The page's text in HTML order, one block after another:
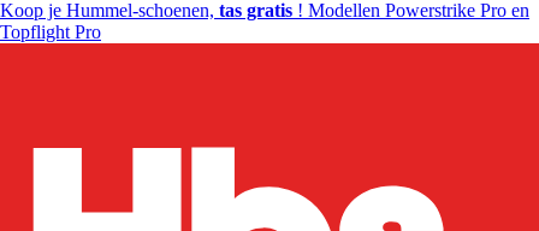
Koop je Hummel-schoenen, tas gratis ! Modellen Powerstrike Pro en
Topflight Pro